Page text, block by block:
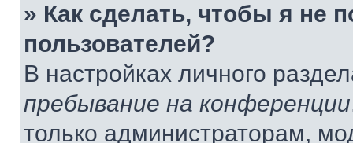
» Как сделать, чтобы я не
пользователей?
В настройках личного
пребывание на конференции
только администраторам,